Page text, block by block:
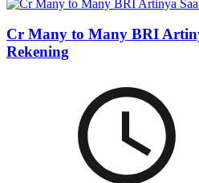
Cr Many to Many BRI
Rekening